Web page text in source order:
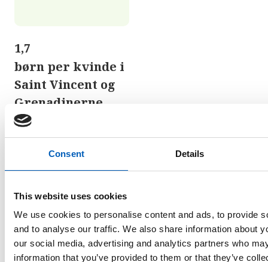
Consent Details
This website uses cookies
We use cookies to personalise content and ads, to provide
and to analyse our traffic. We also share information about
our social media, advertising and analytics partners who
information that you’ve provided to them or that they’ve
1,7
børn per kvinde i
Saint Vincent og
Grenadinerne
Statistik Fertilitet
Børnedødelighed
Antal barn som dør, før de har fyldt fem år,